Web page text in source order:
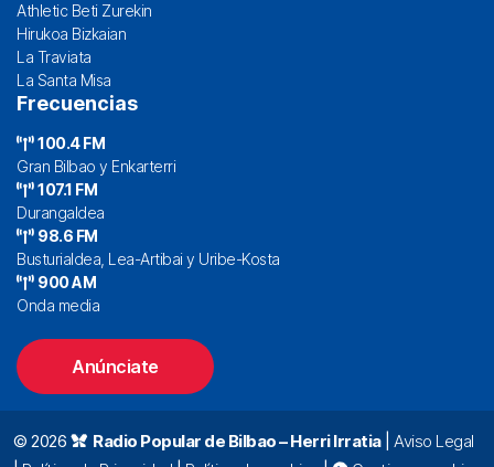
Athletic Beti Zurekin
Hirukoa Bizkaian
La Traviata
La Santa Misa
Frecuencias
100.4 FM
Gran Bilbao y Enkarterri
107.1 FM
Durangaldea
98.6 FM
Busturialdea, Lea-Artibai y Uribe-Kosta
900 AM
Onda media
Anúnciate
© 2026 Radio Popular de Bilbao – Herri Irratia| Aviso Legal